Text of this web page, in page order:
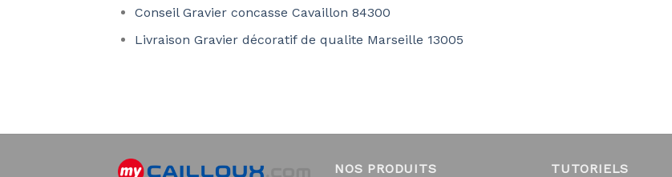
Conseil Gravier concasse Cavaillon 84300
Livraison Gravier décoratif de qualite Marseille 13005
NOS PRODUITS TUTORIELS